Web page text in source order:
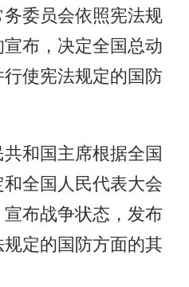
委员会依照宪法规
布，决定全国总动
使宪法规定的国防
和国主席根据全国
全国人民代表大会
布战争状态，发布
定的国防方面的其